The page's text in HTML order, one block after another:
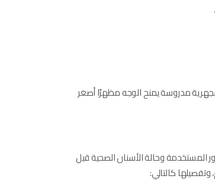
مدروسة يمنح الوجه مظهرًا أصغر
وحالة الأسنان الصحية قبل